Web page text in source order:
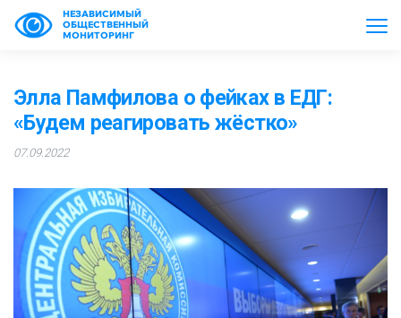
НЕЗАВИСИМЫЙ
ОБЩЕСТВЕННЫЙ
МОНИТОРИНГ
Элла Памфилова о фейках в ЕДГ:
«Будем реагировать жёстко»
07.09.2022